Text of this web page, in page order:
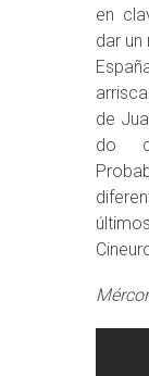
en
dar
de
do